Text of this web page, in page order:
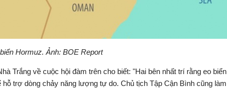
Hormuz. Ảnh: BOE Report
Trắng về cuộc hội đàm trên cho biết: "Hai bên nhất trí rằng eo biển
trợ dòng chảy năng lượng tự do. Chủ tịch Tập Cận Bình cũng làm